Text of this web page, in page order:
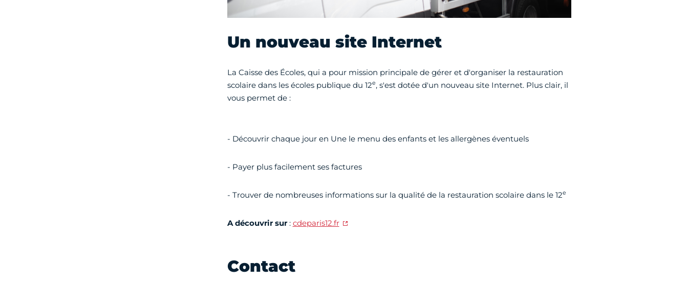
Un nouveau site Internet
La Caisse des Écoles, qui a pour mission principale de gérer et d'organiser la restauration
scolaire dans les écoles publique du 12e, s'est dotée d'un nouveau site Internet. Plus clair, il
vous permet de :
- Découvrir chaque jour en Une le menu des enfants et les allergènes éventuels
- Payer plus facilement ses factures
- Trouver de nombreuses informations sur la qualité de la restauration scolaire dans le 12e
A découvrir sur: cdeparis12.fr
Contact